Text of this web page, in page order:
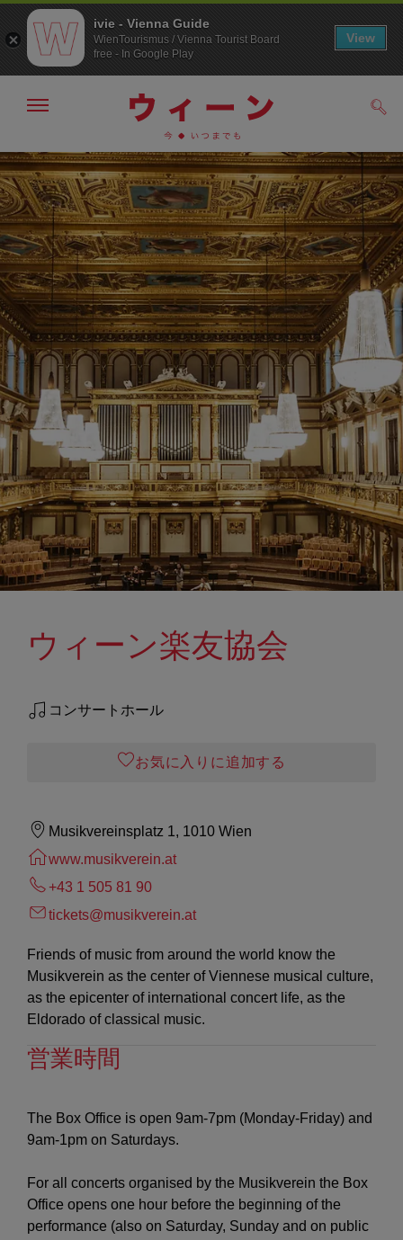
メ
ニ
ュ
ー
へ
こ
の
ペ
ー
ジ
の
ト
ッ
プ
へ
メ
ー
の
表
示・
非
表
示
す
る
ウィーン楽友協会
コンサートホール
お気に入りに追加する
Musikvereinsplatz 1, 1010 Wien
www.musikverein.at
+43 1 505 81 90
tickets@musikverein.at
Friends of music from around the world know the
Musikverein as the center of Viennese musical culture,
as the epicenter of international concert life, as the
Eldorado of classical music.
営業時間
The Box Office is open 9am-7pm (Monday-Friday) and
9am-1pm on Saturdays.
For all concerts organised by the Musikverein the Box
Office opens one hour before the beginning of the
performance (also on Saturday, Sunday and on public
ivie - Vienna Guide
WienTourismus / Vienna Tourist Board
free - In Google Play
View